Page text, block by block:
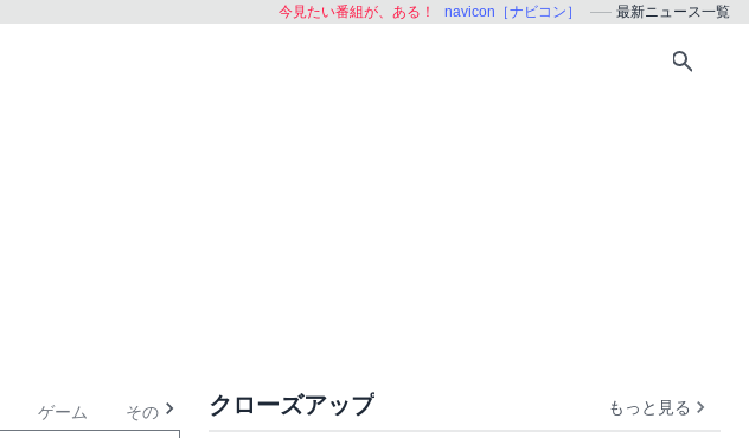
今見たい番組が、ある！ navicon［ナビコン］ 最新ニュース一覧
ゲーム その他 クローズアップ もっと見る